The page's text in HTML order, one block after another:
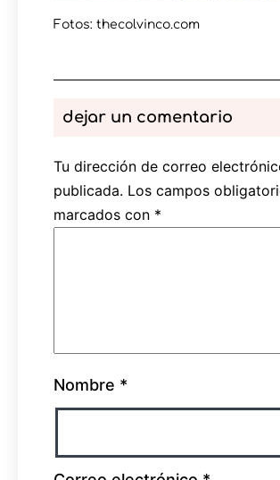
Fotos: thecolvinco.com
dejar un comentario
Tu dirección de correo
publicada. Los campos
marcados con *
Nombre *